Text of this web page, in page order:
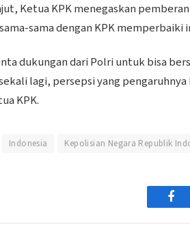
Ketua KPK menegaskan
sama dengan KPK memperbaiki
dukungan dari Polri untuk bisa
lagi, persepsi yang
KPK.
Indonesia Kepolisian Negara Republik